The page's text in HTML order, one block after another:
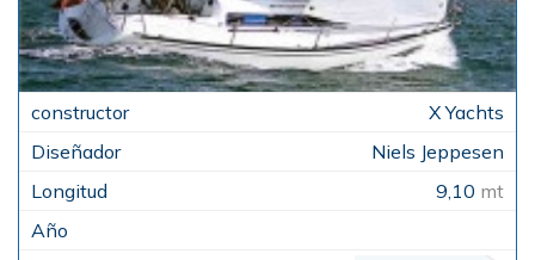
X Yachts
Niels Jeppesen
9,10 mt